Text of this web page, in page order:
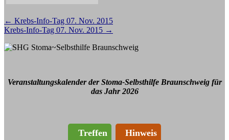
Beitragsnavigation
← Krebs-Info-Tag 07. Nov. 2015
Krebs-Info-Tag 07. Nov. 2015 →
Veranstaltungskalender der Stoma-Selbsthilfe Braunschweig für
das Jahr 2026
Treffen Hinweis